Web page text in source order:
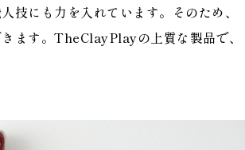
技にも力を入れています。そのため、
ます。TheClayPlayの上質な製品で、